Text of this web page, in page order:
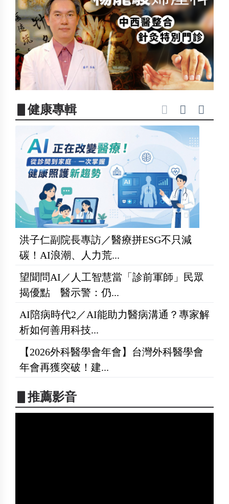
▋健康專輯
洪子仁副院長專訪／醫療拼ESG不只減
碳！AI浪潮、人力荒...
望聞問AI／人工智慧當「診前軍師」民眾
揭優點 醫示警：仍...
AI陪病時代2／AI能助力醫病溝通？專家解
析如何善用科技...
【2026外科醫學會年會】台灣外科醫學會
年會再獲突破！建...
▋推薦影音